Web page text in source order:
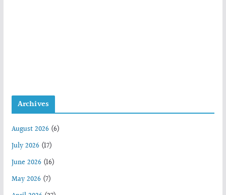
Archives
August 2026(6)
July 2026(17)
June 2026(16)
May 2026(7)